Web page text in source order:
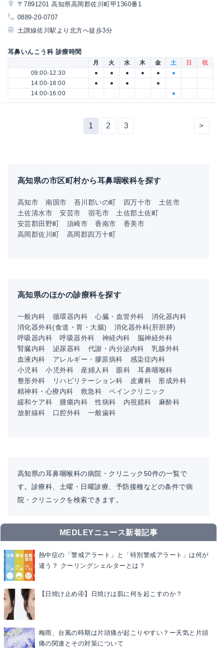
〒7891201 高知県高岡郡佐川町甲1360番1
0889-20-0707
土讃線佐川駅より北方へ徒歩3分
耳鼻いんこう科 診療時間
月 火 水 木 金 土 日
祝
09:00-12:30
● ● ● ● ●
●
14:00-18:00
● ● ●
●
14:00-16:00
●
1 2 3 >
高知県の市区町村から耳鼻咽喉科を探す
高知市 南国市 吾川郡いの町 四万十市
土佐市
土佐清水市
安芸市 宿毛市
土佐郡土佐町
安芸郡田野町
須崎市 香南市
香美市
高岡郡佐川町
高岡郡四万十町
高知県のほかの診療科を探す
一般内科 循環器内科 心臓・血管外科
消化器内科
消化器外科(食道・胃・大腸)
消化器外科(肝胆膵)
呼吸器内科
呼吸器外科 神経内科
脳神経外科
腎臓内科
泌尿器科 代謝・内分泌内科
乳腺外科
血液内科
アレルギー・膠原病科
感染症内科
小児科
小児外科 産婦人科 眼科
耳鼻咽喉科
整形外科
リハビリテーション科 皮膚科
形成外科
精神科・心療内科
救急科
ペインクリニック
緩和ケア科
腫瘍内科 性病科 内視鏡科
麻酔科
放射線科
口腔外科 一般歯科
高知県の耳鼻咽喉科の病院・クリニック50件の一覧で
す。診療科、土曜・日曜診療、予防接種などの条件で病
院・クリニックを検索できます。
MEDLEYニュース新着記事
熱中症の「警戒アラート」と「特別警戒アラート」は何が
違う？ クーリングシェルターとは？
【日焼け止め④】日焼けは肌に何を起こすのか？
梅雨、台風の時期は片頭痛が起こりやすい？ー天気と片頭
痛の関連とその対策について